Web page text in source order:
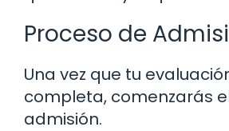
Proceso de
Una vez que tu
completa, comenzarás
admisión.